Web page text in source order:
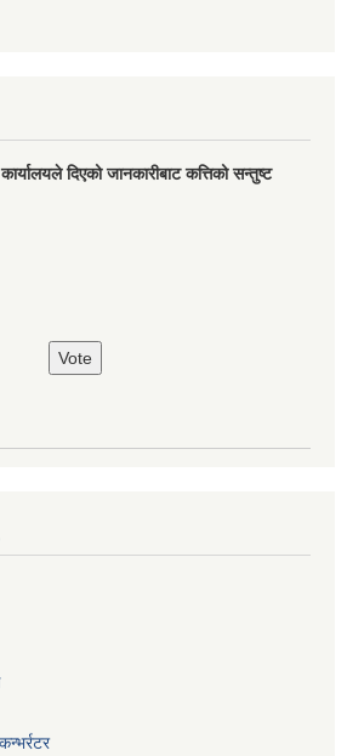
दिएको जानकारीबाट कत्तिको सन्तुष्ट